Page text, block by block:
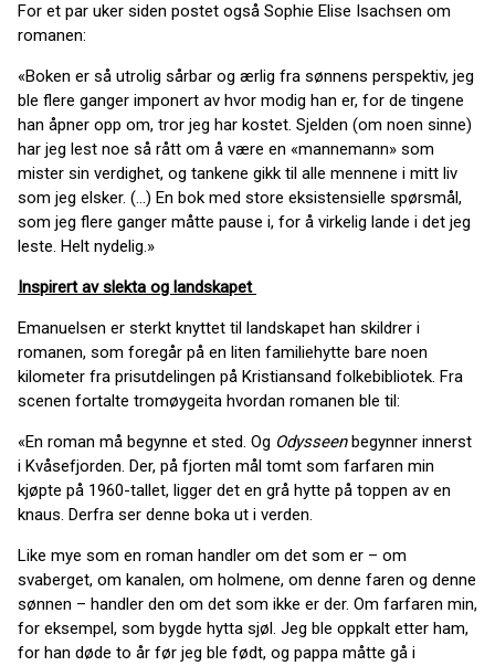
For et par uker siden postet også Sophie Elise Isachsen om
romanen:
«Boken er så utrolig sårbar og ærlig fra sønnens perspektiv, jeg
ble flere ganger imponert av hvor modig han er, for de tingene
han åpner opp om, tror jeg har kostet. Sjelden (om noen sinne)
har jeg lest noe så rått om å være en «mannemann» som
mister sin verdighet, og tankene gikk til alle mennene i mitt liv
som jeg elsker. (...) En bok med store eksistensielle spørsmål,
som jeg flere ganger måtte pause i, for å virkelig lande i det jeg
leste. Helt nydelig.»
Inspirert av slekta og landskapet
Emanuelsen er sterkt knyttet til landskapet han skildrer i
romanen, som foregår på en liten familiehytte bare noen
kilometer fra prisutdelingen på Kristiansand folkebibliotek. Fra
scenen fortalte tromøygeita hvordan romanen ble til:
«En roman må begynne et sted. Og Odysseenbegynner innerst
i Kvåsefjorden. Der, på fjorten mål tomt som farfaren min
kjøpte på 1960-tallet, ligger det en grå hytte på toppen av en
knaus. Derfra ser denne boka ut i verden.
Like mye som en roman handler om det som er – om
svaberget, om kanalen, om holmene, om denne faren og denne
sønnen – handler den om det som ikke er der. Om farfaren min,
for eksempel, som bygde hytta sjøl. Jeg ble oppkalt etter ham,
for han døde to år før jeg ble født, og pappa måtte gå i